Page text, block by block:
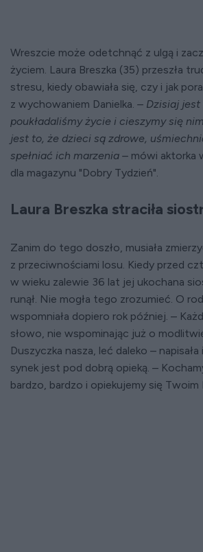
Wreszcie może odetchnąć z ulgą i
życiem. Laura Breszka (35) przeszła
stresu, kiedy obawiała się, czy i jak
z wychowaniem Danielka. – Dzisiaj jest
poukładaliśmy życie i cieszymy się
jest to, że dzieci są zdrowe,
spełniać ich marzenia – mówi aktorka
dla magazynu "Dobry Tydzień".
Laura Breszka straciła
Zanim do tego doszło, musiała
z przeciwnościami losu. Kiedy przed
w wieku zalewie 36 lat jej ukochana
runął. Nie mogła tego zrozumieć. O
wspomniała dopiero rok później. –
słowo, nie wspominając już o
Duszyczka nasza, leć daleko – napisała
synek jest pod dobrą opieką. –
bardzo, bardzo i opiekujemy się Twoim